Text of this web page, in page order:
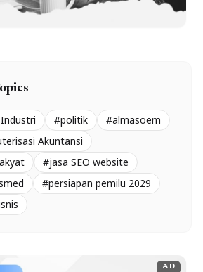
#politik
#almasoem
Akuntansi
#jasa SEO website
#persiapan pemilu 2029
AD